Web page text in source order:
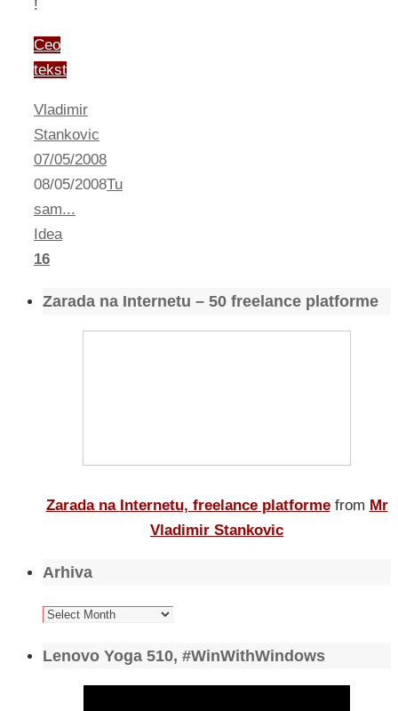
!
Ceo
tekst
Vladimir
Stankovic
07/05/2008
08/05/2008Tu
sam...
Idea
16
Zarada na Internetu – 50 freelance platforme
Zarada na Internetu, freelance platforme from Mr
Vladimir Stankovic
Arhiva
Arhiva
Lenovo Yoga 510, #WinWithWindows